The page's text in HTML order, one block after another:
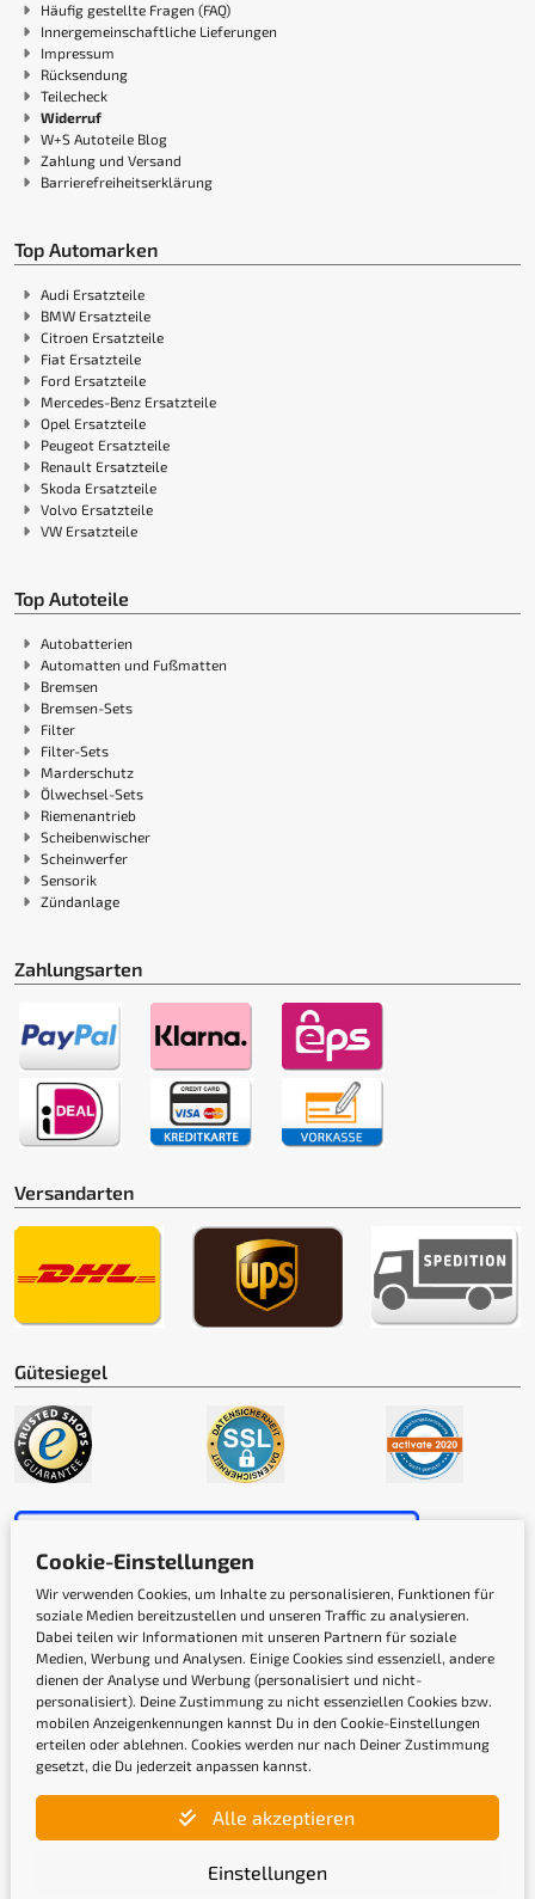
Häufig gestellte Fragen (FAQ)
Innergemeinschaftliche Lieferungen
Impressum
Rücksendung
Teilecheck
Widerruf
W+S Autoteile Blog
Zahlung und Versand
Barrierefreiheitserklärung
Top Automarken
Audi Ersatzteile
BMW Ersatzteile
Citroen Ersatzteile
Fiat Ersatzteile
Ford Ersatzteile
Mercedes-Benz Ersatzteile
Opel Ersatzteile
Peugeot Ersatzteile
Renault Ersatzteile
Skoda Ersatzteile
Volvo Ersatzteile
VW Ersatzteile
Top Autoteile
Autobatterien
Automatten und Fußmatten
Bremsen
Bremsen-Sets
Filter
Filter-Sets
Marderschutz
Ölwechsel-Sets
Riemenantrieb
Scheibenwischer
Scheinwerfer
Sensorik
Zündanlage
Zahlungsarten
Versandarten
Gütesiegel
Newsletter
Gib hier Deine E-Mail-Adresse ein, um Dich
anzumelden
Mit der Anmeldung bestätige ich, die Datenschutzerklärung
Cookie-Einstellungen
Wir verwenden Cookies, um Inhalte zu personalisieren, Funktionen für
soziale Medien bereitzustellen und unseren Traffic zu analysieren.
Dabei teilen wir Informationen mit unseren Partnern für soziale
Medien, Werbung und Analysen. Einige Cookies sind essenziell, andere
dienen der Analyse und Werbung (personalisiert und nicht-
personalisiert). Deine Zustimmung zu nicht essenziellen Cookies bzw.
mobilen Anzeigenkennungen kannst Du in den Cookie-Einstellungen
erteilen oder ablehnen. Cookies werden nur nach Deiner Zustimmung
gesetzt, die Du jederzeit anpassen kannst.
Alle akzeptieren
Einstellungen